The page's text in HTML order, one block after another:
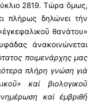
2819. Τώρα ὅμως,
πλήρως δηλώνει τήν
θανάτου»
ἀνακοινώνεται
ποιμενάρχης μας
πλήρη γνώση γιά
καί βιολογικοῦ
καί ἐμβριθῆ